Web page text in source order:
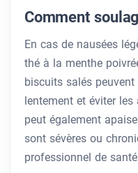
Comment
En cas de nausées
thé à la menthe
biscuits salés
lentement et éviter
peut également
sont sévères ou
professionnel de